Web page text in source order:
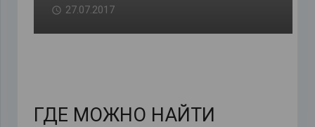
27.07.2017
ГДЕ МОЖНО НАЙТИ